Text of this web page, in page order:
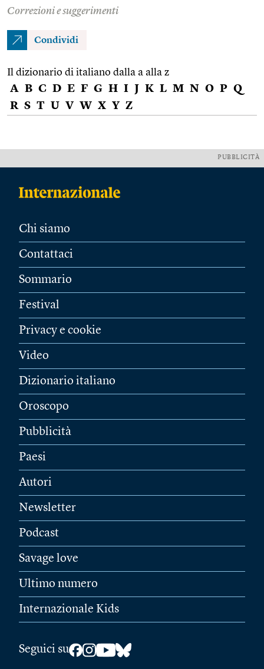
Correzioni e suggerimenti
Condividi
Il dizionario di italiano dalla a alla z
A B C D E F G H I J K L M N O P Q
R S T U V W X Y Z
PUBBLICITÀ
Chi siamo
Contattaci
Sommario
Festival
Privacy e cookie
Video
Dizionario italiano
Oroscopo
Pubblicità
Paesi
Autori
Newsletter
Podcast
Savage love
Ultimo numero
Internazionale Kids
Seguici su